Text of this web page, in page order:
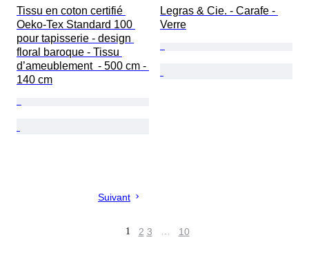
Tissu en coton certifié
Oeko-Tex Standard 100
pour tapisserie - design
floral baroque - Tissu
d’ameublement  - 500 cm -
140 cm
Legras & Cie. - Carafe -
Verre
Suivant
1 2 3 … 10